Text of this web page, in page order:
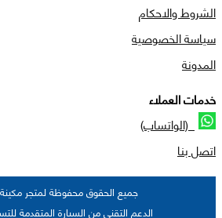
الشروط والاحكام
سياسة الخصوصية
المدونة
خدمات العملاء
(الواتساب)
اتصل بنا
جميع الحقوق محفوظة لمتجر مكينة ٢٠١٩-٢٠٢٥
الدعم التقني من السيارة المتقدمة